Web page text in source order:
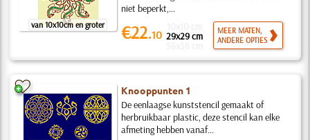
van 10x10cm en groter
niet beperkt,...
€22.10 29x29 cm
MEER MATEN,
ANDERE OPTIES
Knooppunten 1
De eenlaagse kunststencil gemaakt of
herbruikbaar plastic, deze stencil kan elke
afmeting hebben vanaf...